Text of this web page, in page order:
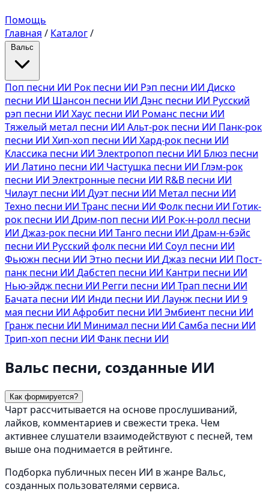
Помощь
Главная / Каталог/
Вальс
Поп песни ИИ Рок песни ИИ Рэп песни ИИ Диско
песни ИИ Шансон песни ИИ Дэнс песни ИИ Русский
рэп песни ИИ Хаус песни ИИ Романс песни ИИ
Тяжелый метал песни ИИ Альт-рок песни ИИ Панк-рок
песни ИИ Хип-хоп песни ИИ Хард-рок песни ИИ
Классика песни ИИ Электропоп песни ИИ Блюз песни
ИИ Латино песни ИИ Частушка песни ИИ Глэм-рок
песни ИИ Электронные песни ИИ R&B песни ИИ
Чилаут песни ИИ Дуэт песни ИИ Метал песни ИИ
Техно песни ИИ Транс песни ИИ Фолк песни ИИ Готик-
рок песни ИИ Дрим-поп песни ИИ Рок-н-ролл песни
ИИ Джаз-рок песни ИИ Танго песни ИИ Драм-н-бэйс
песни ИИ Русский фолк песни ИИ Соул песни ИИ
Фьюжн песни ИИ Этно песни ИИ Джаз песни ИИ Пост-
панк песни ИИ Дабстеп песни ИИ Кантри песни ИИ
Нью-эйдж песни ИИ Регги песни ИИ Трап песни ИИ
Бачата песни ИИ Инди песни ИИ Лаунж песни ИИ 9
мая песни ИИ Афробит песни ИИ Эмбиент песни ИИ
Гранж песни ИИ Минимал песни ИИ Самба песни ИИ
Трип-хоп песни ИИ Фанк песни ИИ
Вальс песни, созданные ИИ
Как формируется?
Чарт рассчитывается на основе прослушиваний,
лайков, комментариев и свежести трека. Чем
активнее слушатели взаимодействуют с песней, тем
выше она поднимается в рейтинге.
Подборка публичных песен ИИ в жанре Вальс,
созданных пользователями сервиса.